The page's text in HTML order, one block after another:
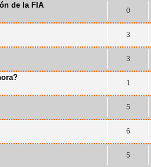
de la FIA
0
3
3
1
5
6
5